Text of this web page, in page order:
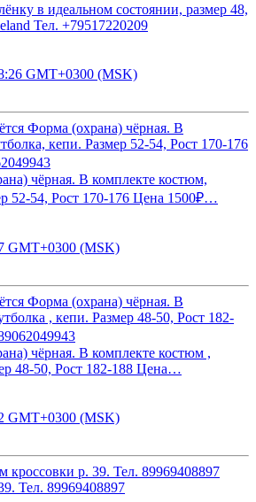
в идеальном состоянии, размер 48,
Тел. +79517220209
GMT+0300 (MSK)
чёрная. В комплекте костюм,
52-54, Рост 170-176 Цена 1500₽…
GMT+0300 (MSK)
чёрная. В комплекте костюм ,
48-50, Рост 182-188 Цена…
GMT+0300 (MSK)
Тел. 89969408897